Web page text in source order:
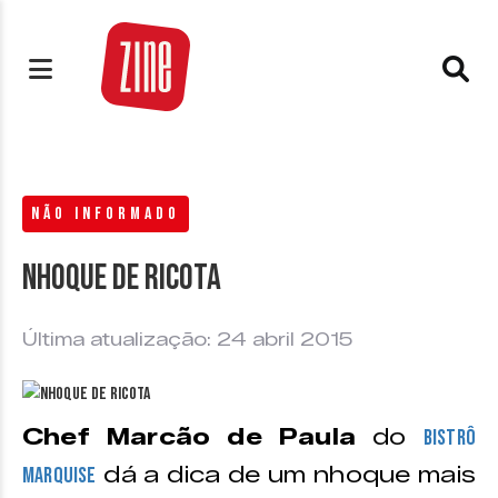
NÃO INFORMADO
Nhoque de Ricota
Última atualização: 24 abril 2015
Chef Marcão de Paula do Bistrô
Marquise dá a dica de um nhoque mais